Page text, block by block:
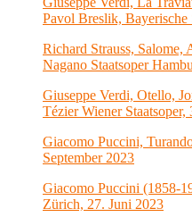
Pavol Breslik, Bayerische
Richard Strauss,
Nagano Staatsoper
Giuseppe Verdi, Otello,
Tézier Wiener
Giacomo Puccini,
September 2023
Giacomo Puccini (1858-
Zürich, 27. Juni 2023